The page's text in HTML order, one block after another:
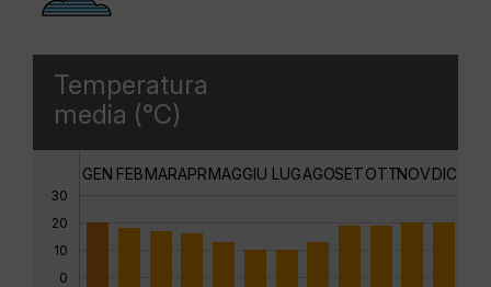
Temperatura
media (°C)
30
20
10
0
GEN FEBMARAPRMAGGIU LUGAGOSETOTTNOVDIC